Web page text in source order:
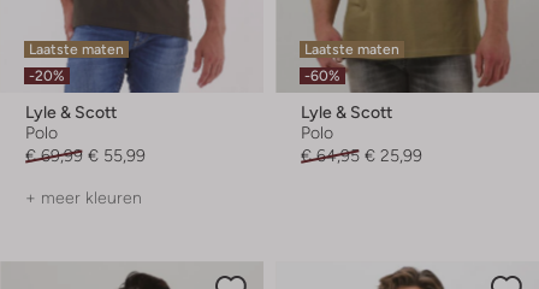
Laatste maten
-20%
Lyle & Scott
Polo
€ 69,99 € 55,99
+ meer kleuren
Laatste maten
-60%
Lyle & Scott
Polo
€ 64,95 € 25,99